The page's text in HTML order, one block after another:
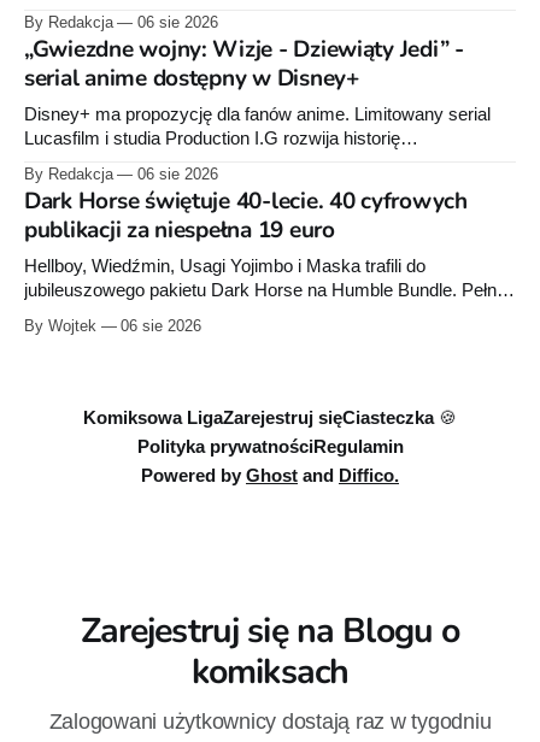
Przymierze z królem Arturem na czele. Pierwszy tom nowej
serii Avengers autorstwa Jeda MacKaya trafia do sklepów 12
sierpnia. Rzućcie okiem na przykładowe plansze.
By Redakcja 06 sie 2026
„Gwiezdne wojny: Wizje - Dziewiąty Jedi” -
serial anime dostępny w Disney+
Disney+ ma propozycję dla fanów anime. Limitowany serial
Lucasfilm i studia Production I.G rozwija historię
zapoczątkowaną w krótkometrażówkach „Dziewiąty Jedi”
oraz „Dziewiąty Jedi: Dziecko nadziei" z serii „Gwiezdne
wojny: Wizje”. Wszystkie osiem odcinków jest już dostępnych
w Disney+.
By Redakcja 06 sie 2026
Dark Horse świętuje 40-lecie. 40 cyfrowych
publikacji za niespełna 19 euro
Hellboy, Wiedźmin, Usagi Yojimbo i Maska trafili do
jubileuszowego pakietu Dark Horse na Humble Bundle. Pełny
zestaw obejmuje 40 cyfrowych publikacji i kosztuje 18,71
euro. Oferta kończy się 13 sierpnia.
By Wojtek 06 sie 2026
Komiksowa LigaZarejestruj sięCiasteczka 🍪
Polityka prywatnościRegulamin
Powered by Ghost and Diffico.
Zarejestruj się na Blogu o
komiksach
Zalogowani użytkownicy dostają raz w tygodniu